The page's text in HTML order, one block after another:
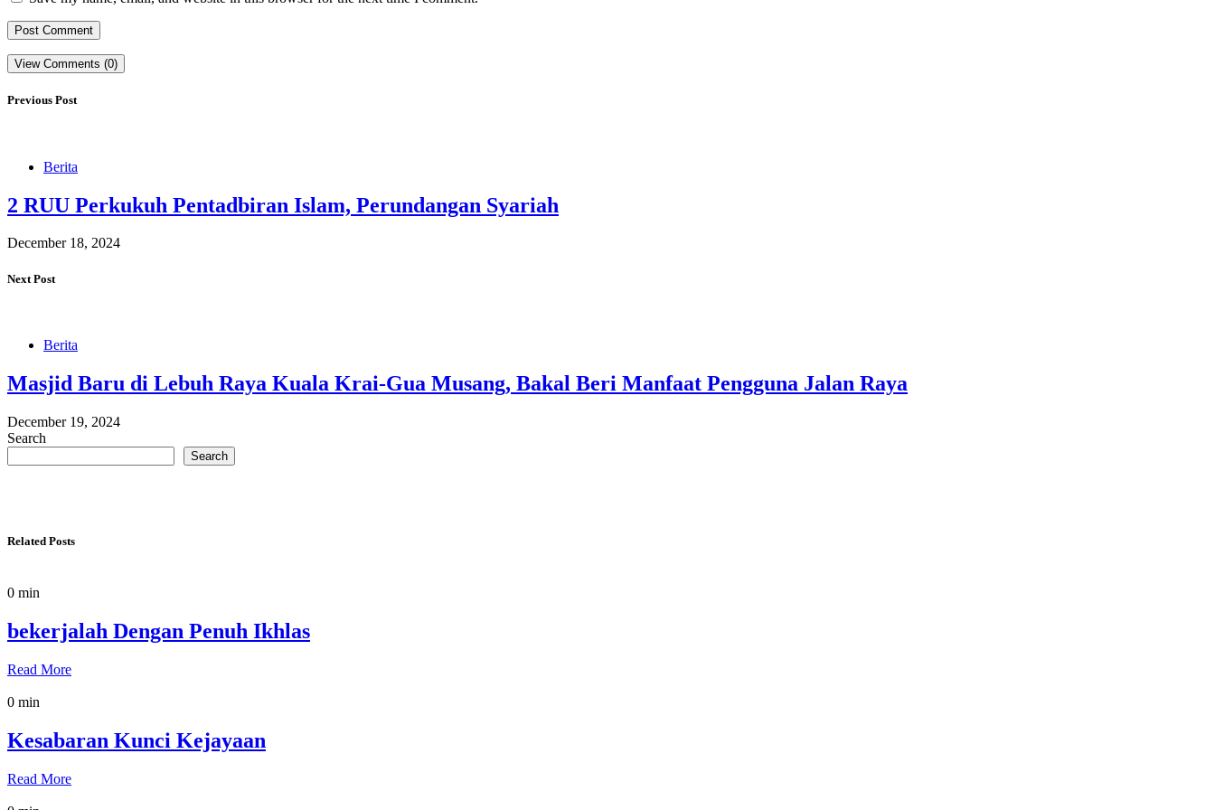
View Comments (0)
Previous Post
Berita
2 RUU Perkukuh Pentadbiran Islam, Perundangan Syariah
December 18, 2024
Next Post
Berita
Masjid Baru di Lebuh Raya Kuala Krai-Gua Musang, Bakal Beri Manfaat Pengguna Jalan Raya
December 19, 2024
Search
Search
Related Posts
0 min
bekerjalah Dengan Penuh Ikhlas
Read More
0 min
Kesabaran Kunci Kejayaan
Read More